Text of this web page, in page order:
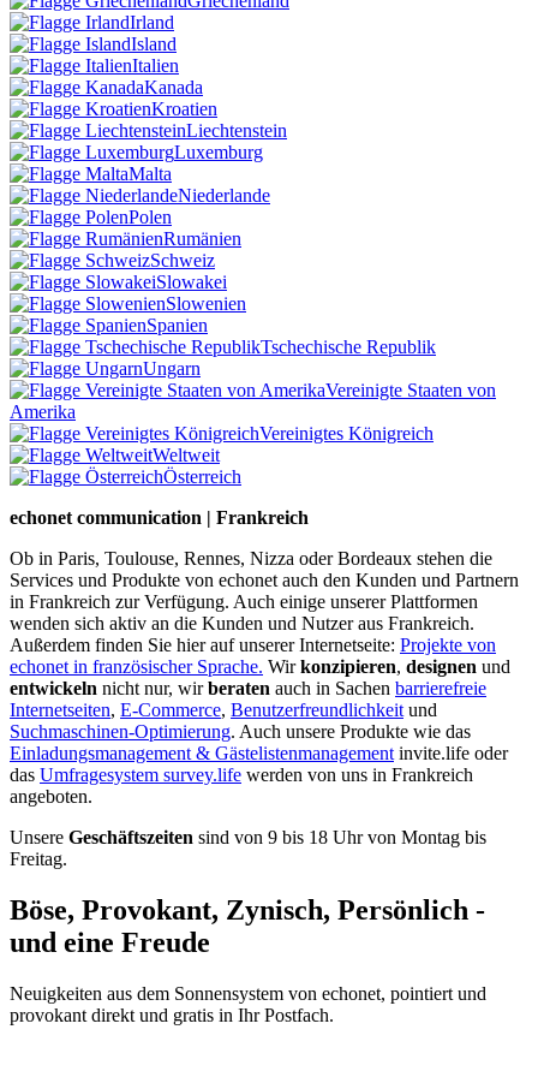
Irland
Island
Italien
Kanada
Kroatien
Liechtenstein
Luxemburg
Malta
Niederlande
Polen
Rumänien
Schweiz
Slowakei
Slowenien
Spanien
Tschechische Republik
Ungarn
Vereinigte Staaten von
Amerika
Vereinigtes Königreich
Weltweit
Österreich
echonet communication | Frankreich
Ob in Paris, Toulouse, Rennes, Nizza oder Bordeaux stehen die
Services und Produkte von echonet auch den Kunden und Partnern
in Frankreich zur Verfügung. Auch einige unserer Plattformen
wenden sich aktiv an die Kunden und Nutzer aus Frankreich.
Außerdem finden Sie hier auf unserer Internetseite: Projekte von
echonet in französischer Sprache. Wirkonzipieren, designen und
entwickeln nicht nur, wirberaten auch in Sachen barrierefreie
Internetseiten, E-Commerce, Benutzerfreundlichkeit und
Suchmaschinen-Optimierung. Auch unsere Produkte wie das
Einladungsmanagement & Gästelistenmanagement invite.life oder
das Umfragesystem survey.life werden von uns in Frankreich
angeboten.
Unsere Geschäftszeiten sind von 9 bis 18 Uhr von Montag bis
Freitag.
Böse, Provokant, Zynisch, Persönlich -
und eine Freude
Neuigkeiten aus dem Sonnensystem von echonet, pointiert und
provokant direkt und gratis in Ihr Postfach.